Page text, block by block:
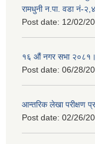
रामधुनी न.पा. वडा नं-
Post date: 12/02/
१६ औं नगर सभा
Post date: 06/28/
आन्तरिक लेखा परीक्षण
Post date: 02/26/